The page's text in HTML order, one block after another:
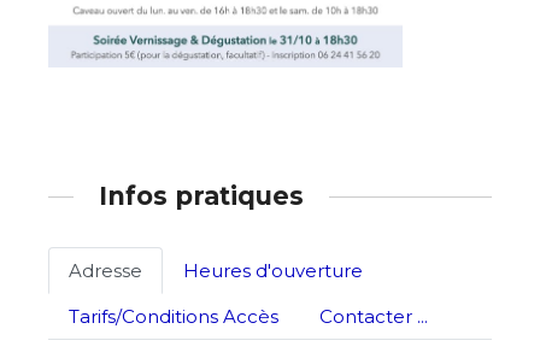
Adresse email*
Statut / Organisation
Adresse email*
Nom
Infos pratiques
Adresse
Heures d'ouverture
Tarifs/Conditions Accès
Contacter ...